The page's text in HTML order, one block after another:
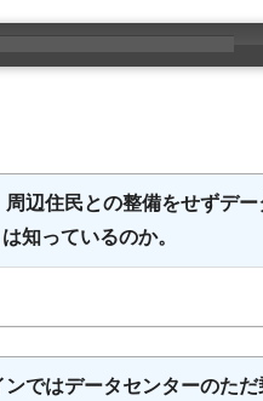
周辺住民との整備をせずデ
知っているのか。
ンではデータセンターのた